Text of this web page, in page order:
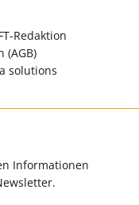
Redaktion
(AGB)
solutions
Informationen